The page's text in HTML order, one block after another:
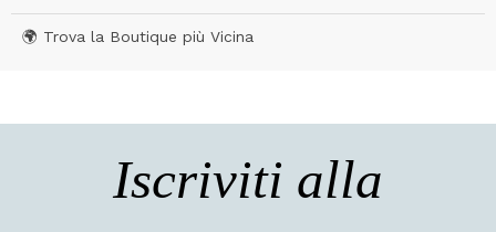
🌍 Trova la Boutique più Vicina
Iscriviti alla